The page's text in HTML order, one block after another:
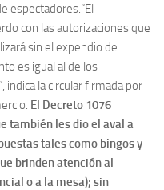
espectadores.“El
con las autorizaciones que
sin el expendio de
es igual al de los
indica la circular firmada por
El Decreto 1076
también les dio el aval a
tales como bingos y
brinden atención al
o a la mesa); sin